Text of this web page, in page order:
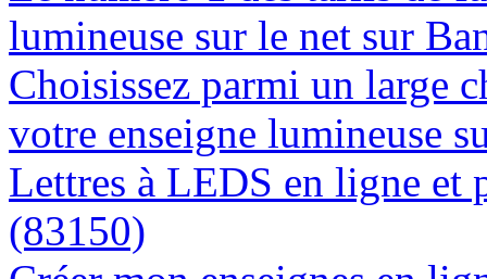
lumineuse sur le net sur
Choisissez parmi un large
votre enseigne lumineuse
Lettres à LEDS en ligne et
(83150)